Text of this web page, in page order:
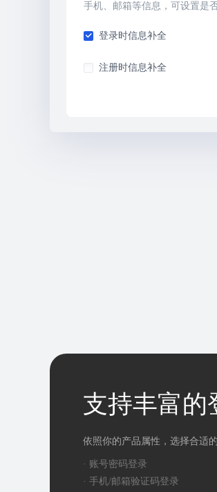
手机、邮箱等信息，可设置是
登录时信息补全
注册时信息补全
支持丰富的
依照你的产品属性，选择合适
· 账号密码登录
· 手机/邮箱验证码登录